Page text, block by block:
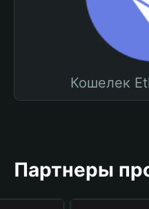
Кошелек
Партнеры